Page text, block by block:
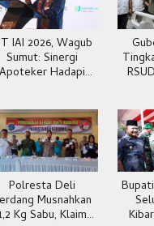
IAI 2026, Wagub
Sumut: Sinergi
Apoteker Hadapi
Polresta Deli
Musnahkan
Kg Sabu, Klaim